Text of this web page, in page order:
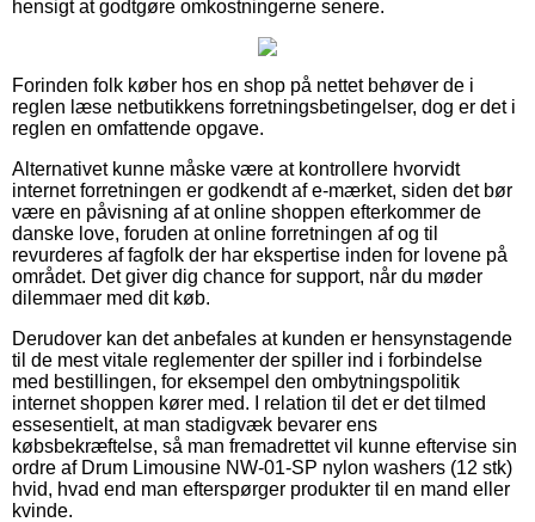
hensigt at godtgøre omkostningerne senere.
Forinden folk køber hos en shop på nettet behøver de i
reglen læse netbutikkens forretningsbetingelser, dog er det i
reglen en omfattende opgave.
Alternativet kunne måske være at kontrollere hvorvidt
internet forretningen er godkendt af e-mærket, siden det bør
være en påvisning af at online shoppen efterkommer de
danske love, foruden at online forretningen af og til
revurderes af fagfolk der har ekspertise inden for lovene på
området. Det giver dig chance for support, når du møder
dilemmaer med dit køb.
Derudover kan det anbefales at kunden er hensynstagende
til de mest vitale reglementer der spiller ind i forbindelse
med bestillingen, for eksempel den ombytningspolitik
internet shoppen kører med. I relation til det er det tilmed
essesentielt, at man stadigvæk bevarer ens
købsbekræftelse, så man fremadrettet vil kunne eftervise sin
ordre af Drum Limousine NW-01-SP nylon washers (12 stk)
hvid, hvad end man efterspørger produkter til en mand eller
kvinde.